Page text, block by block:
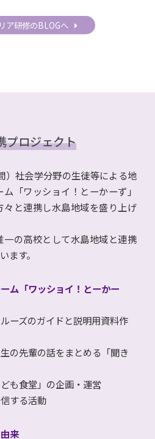
ア研修のBLOGへ
プロジェクト
）社会学分野の生徒等による地
「ワッショイ！とーかーず」
と連携し水島地域を盛り上げ
一の高校として水島地域と連携
ます。
ム「ワッショイ！とーかー
ーズのガイドと説明用資料作
の先輩の話をまとめる「聞き
も食堂」の企画・運営
する活動
来